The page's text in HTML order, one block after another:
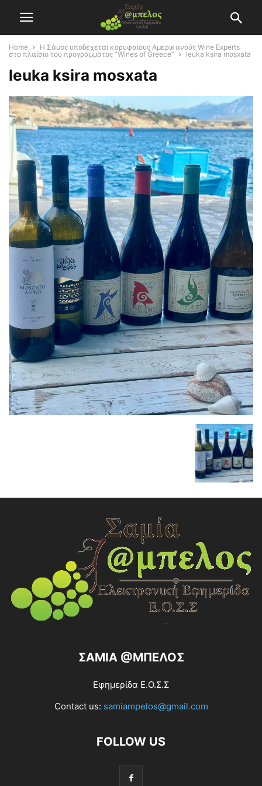
Home
Η Σάμος υποδέχεται κορυφαίους Αμερικανούς Wine Experts
στο πλαίσιο του προγράμματος “Wines of Greece”
leuka ksira mosxata
leuka ksira mosxata
ΣΑΜΙΑ @ΜΠΕΛΟΣ
Εφημερίδα Ε.Ο.Σ.Σ
Contact us: samiampelos@gmail.com
FOLLOW US